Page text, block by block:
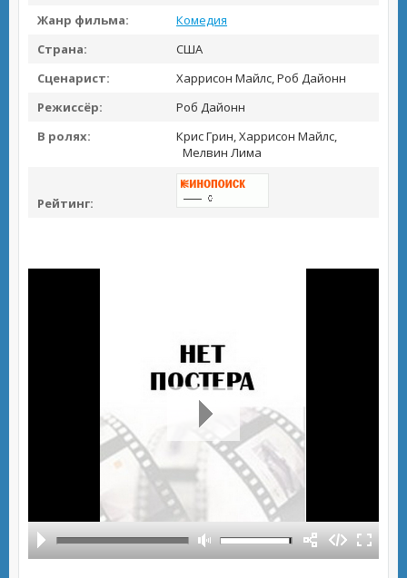
Жанр фильма:
Комедия
Страна:
США
Сценарист:
Харрисон Майлс, Роб Дайонн
Режиссёр:
Роб Дайонн
В ролях:
Крис Грин, Харрисон Майлс,
Мелвин Лима
Рейтинг: